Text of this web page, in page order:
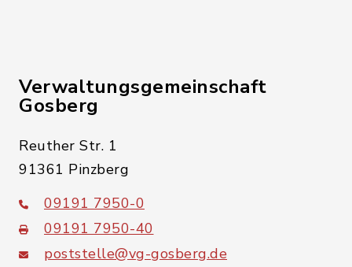
Verwaltungsgemeinschaft
Gosberg
Reuther Str. 1
91361 Pinzberg
09191 7950-0
09191 7950-40
poststelle@vg-gosberg.de